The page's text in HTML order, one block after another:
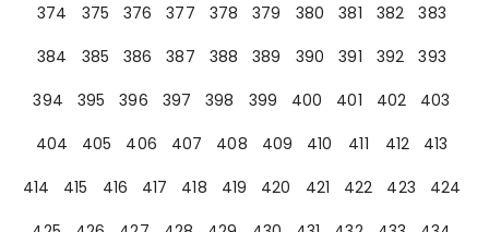
374
375 376 377 378 379 380 381 382
383
384
385 386 387 388 389 390 391 392
393
394
395 396 397 398 399 400 401 402
403
404
405 406 407 408 409 410 411 412
413
414
415 416 417 418 419 420 421 422 423
424